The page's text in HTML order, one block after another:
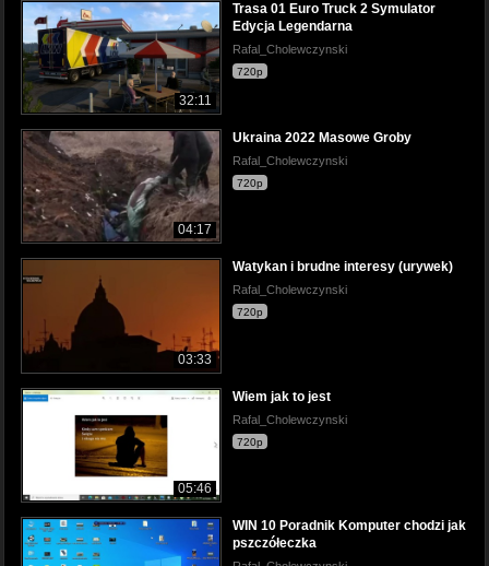
32:11
Trasa 01 Euro Truck 2 Symulator
Edycja Legendarna
Rafal_Cholewczynski
720p
04:17
Ukraina 2022 Masowe Groby
Rafal_Cholewczynski
720p
03:33
Watykan i brudne interesy (urywek)
Rafal_Cholewczynski
720p
05:46
Wiem jak to jest
Rafal_Cholewczynski
720p
WIN 10 Poradnik Komputer chodzi jak
pszczółeczka